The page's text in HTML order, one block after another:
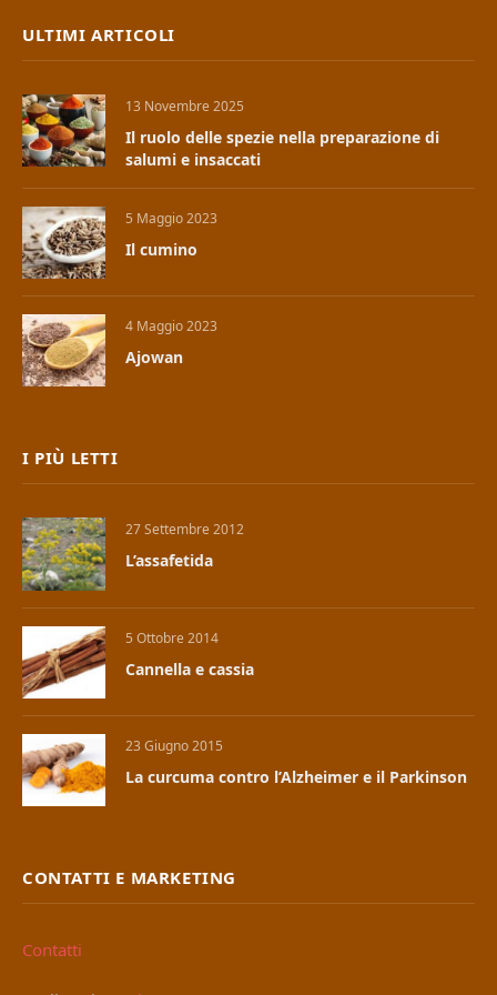
ULTIMI ARTICOLI
13 Novembre 2025
Il ruolo delle spezie nella preparazione di
salumi e insaccati
5 Maggio 2023
Il cumino
4 Maggio 2023
Ajowan
I PIÙ LETTI
27 Settembre 2012
L’assafetida
5 Ottobre 2014
Cannella e cassia
23 Giugno 2015
La curcuma contro l’Alzheimer e il Parkinson
CONTATTI E MARKETING
Contatti